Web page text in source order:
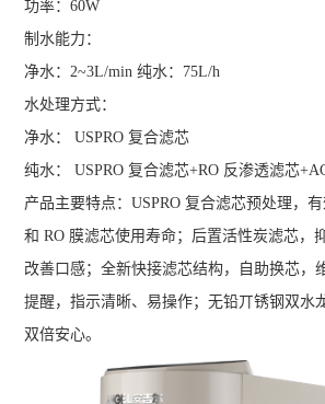
功率：60W
制水能力：
净水：2~3L/min 纯水：75L/h
水处理方式：
净水： USPRO 复合滤芯
纯水： USPRO 复合滤芯+RO 反渗透滤芯
产品主要特点：USPRO 复合滤芯预处理，
和 RO 膜滤芯使用寿命；后置活性炭滤芯，
改善口感；全新快接滤芯结构，自助换芯，
提醒，指示清晰、易操作；无铅丌锈钢双水
双倍安心。